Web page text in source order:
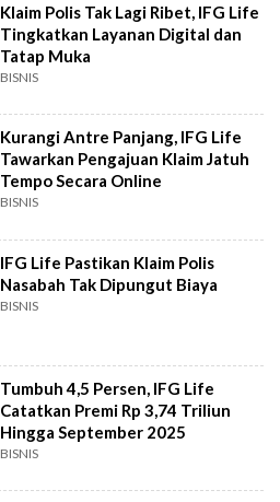
Klaim Polis Tak Lagi Ribet, IFG Life
Tingkatkan Layanan Digital dan
Tatap Muka
BISNIS
Kurangi Antre Panjang, IFG Life
Tawarkan Pengajuan Klaim Jatuh
Tempo Secara Online
BISNIS
IFG Life Pastikan Klaim Polis
Nasabah Tak Dipungut Biaya
BISNIS
Tumbuh 4,5 Persen, IFG Life
Catatkan Premi Rp 3,74 Triliun
Hingga September 2025
BISNIS